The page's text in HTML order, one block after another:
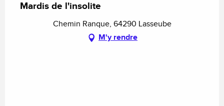
Mardis de l'insolite
Chemin Ranque, 64290 Lasseube
M'y rendre